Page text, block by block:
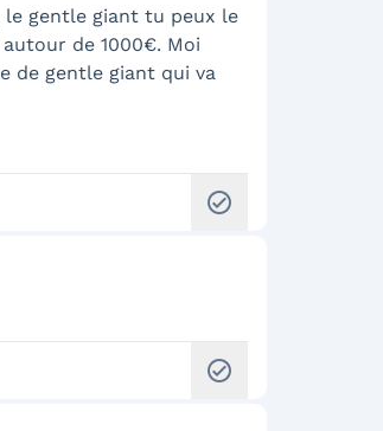
le gentle giant tu peux le
de 1000€. Moi
de gentle giant qui va
check_circle
check_circle